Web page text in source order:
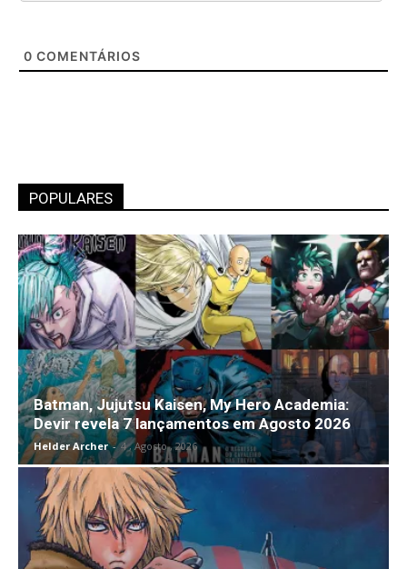
0 COMENTÁRIOS
POPULARES
Batman, Jujutsu Kaisen, My Hero Academia:
Devir revela 7 lançamentos em Agosto 2026
Helder Archer - 4 , Agosto , 2026